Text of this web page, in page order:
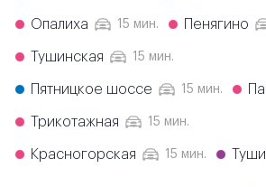
Опалиха 15 мин. Пенягино
Тушинская 15 мин.
Пятницкое шоссе 15 мин.
Трикотажная 15 мин.
Красногорская 15 мин.